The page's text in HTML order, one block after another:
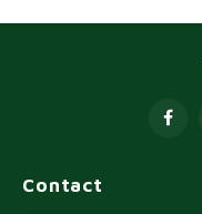
Contact